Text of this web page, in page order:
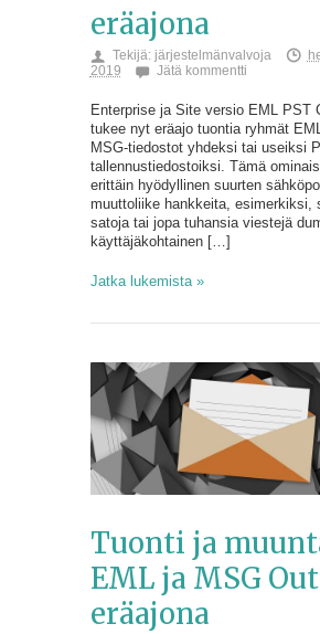
eräajona
Tekijä: järjestelmänvalvoja
2019
Jätä kommentti
Enterprise ja Site versio EML PST
tukee nyt eräajo tuontia ryhmät
MSG-tiedostot yhdeksi tai useiksi
tallennustiedostoiksi. Tämä
erittäin hyödyllinen suurten
muuttoliike hankkeita, esimerkiksi,
satoja tai jopa tuhansia viestejä
käyttäjäkohtainen […]
Jatka lukemista »
Tuonti ja
EML ja MSG
eräajona